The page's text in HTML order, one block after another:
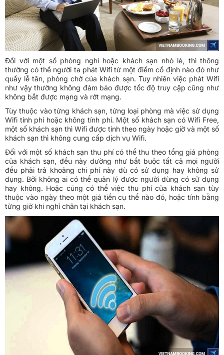
Đối với một số phòng nghỉ hoặc khách sạn nhỏ lẻ, thì thông
thường có thể người ta phát Wifi từ một điểm cố định nào đó như
quầy lễ tân, phòng chờ của khách sạn. Tuy nhiên việc phát Wifi
như vậy thường không đảm bảo được tốc độ truy cập cũng như
không bắt được mạng và rớt mạng.
Tùy thuộc vào từng khách sạn, từng loại phòng mà việc sử dụng
Wifi tính phí hoặc không tính phí. Một số khách sạn có Wifi Free,
một số khách sạn thì Wifi được tính theo ngày hoặc giờ và một số
khách sạn thì không cung cấp dịch vụ Wifi.
Đối với một số khách sạn thu phí có thể thu theo tổng giá phòng
của khách sạn, đều này dường như bắt buộc tất cả mọi người
đều phải trả khoảng chi phí này dù có sử dụng hay không sử
dụng. Bởi không ai có thể quản lý được người dùng có sử dụng
hay không. Hoặc cũng có thể việc thu phí của khách sạn tùy
thuộc vào ngày theo một giá tiền cụ thể nào đó, hoặc tính bằng
từng giờ khi nghỉ chân tại khách sạn.